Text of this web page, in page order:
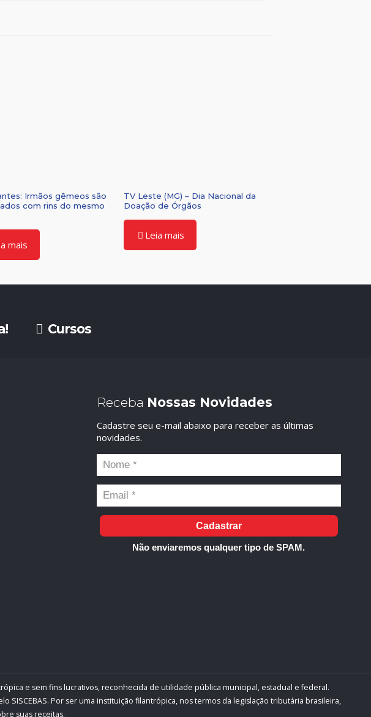
Irmãos gêmeos são
com rins do mesmo
mais
TV Leste (MG) – Dia Nacional da
Doação de Órgãos
Leia mais
Cursos
Receba Nossas Novidades
Cadastre seu e-mail abaixo para receber as últimas
novidades.
Cadastrar
Não enviaremos qualquer tipo de SPAM.
e sem fins lucrativos, reconhecida de utilidade pública municipal, estadual e federal.
SISCEBAS. Por ser uma instituição filantrópica, nos termos da legislação tributária brasileira,
suas receitas.